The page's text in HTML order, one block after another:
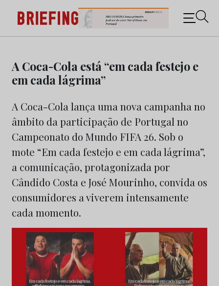
content
Briefing: Todas as notícias sobre os negócios do
Marketing e da Publicidade
A Coca-Cola está “em cada festejo e
em cada lágrima”
A Coca-Cola lança uma nova campanha no
âmbito da participação de Portugal no
Campeonato do Mundo FIFA 26. Sob o
mote “Em cada festejo e em cada lágrima”,
a comunicação, protagonizada por
Cândido Costa e José Mourinho, convida os
consumidores a viverem intensamente
cada momento.